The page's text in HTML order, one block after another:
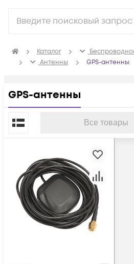
Каталог
Антенны
GPS-антенны
GPS-антенны
Все товары
По популярности